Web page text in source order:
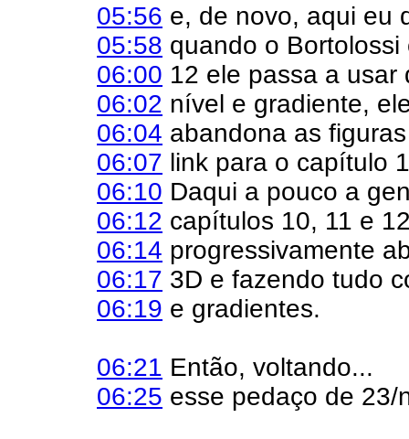
05:56 e, de novo, aqui eu
05:58 quando o
06:00 12 ele passa a usar
06:02 nível e gradiente,
06:04 abandona as
06:07 link para o capítulo
06:10 Daqui a pouco a
06:12 capítulos 10, 11 e
06:14 progressivamente
06:17 3D e fazendo tudo
06:19 e gradientes.
06:21 Então, voltando...
06:25 esse pedaço de 23/